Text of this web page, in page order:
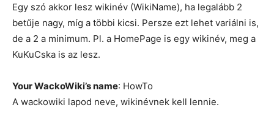
Egy szó akkor lesz wikinév (WikiName), ha legalább 2
betűje nagy, míg a többi kicsi. Persze ezt lehet variálni is,
de a 2 a minimum. Pl. a HomePage is egy wikinév, meg a
KuKuCska is az lesz.
Your WackoWiki’s name: HowTo
A wackowiki lapod neve, wikinévnek kell lennie.